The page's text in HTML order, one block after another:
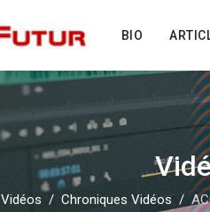
BIO
Vidéos Chroniques Vidéos